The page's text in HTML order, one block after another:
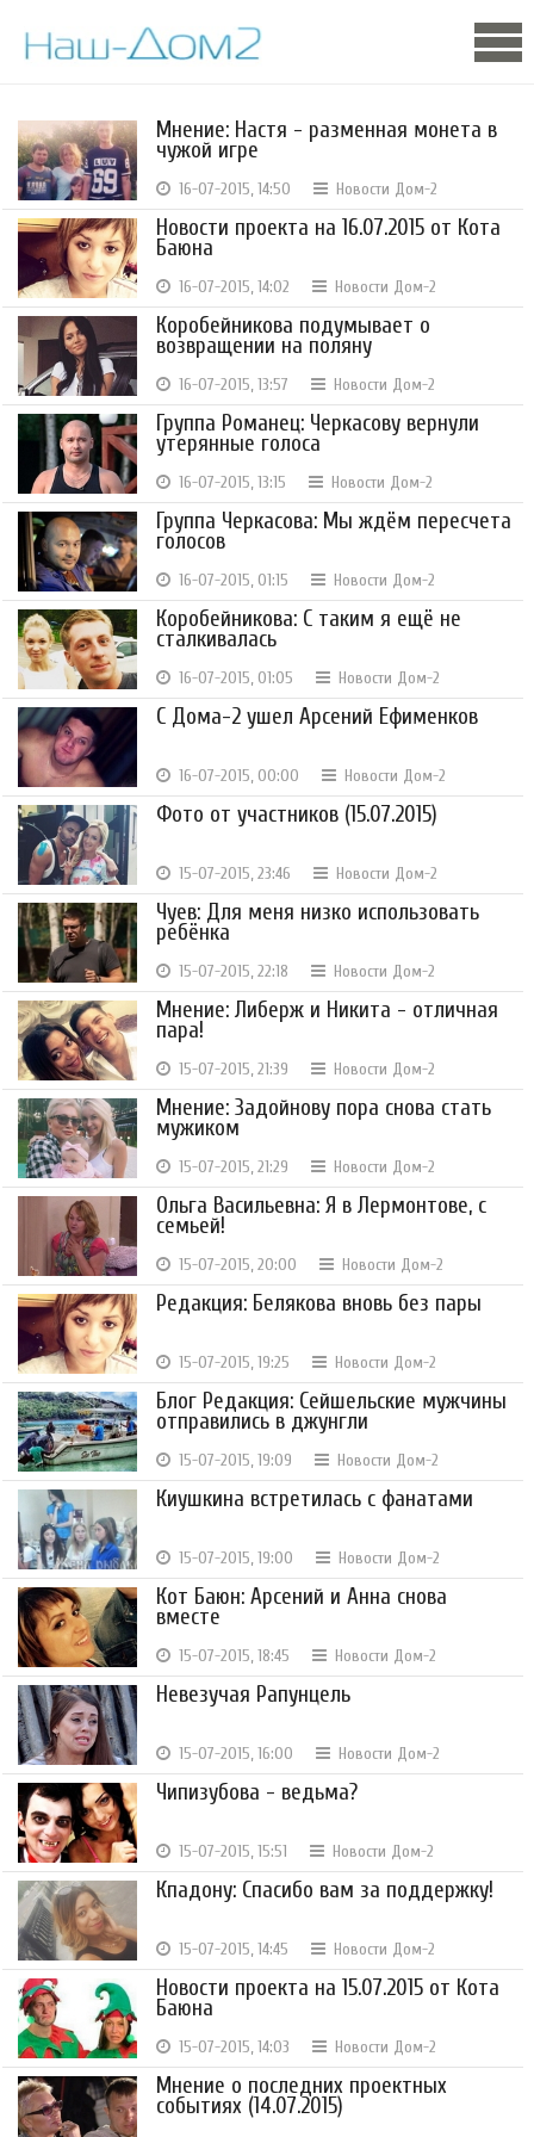
Мнение: Настя - разменная монета в
чужой игре
16-07-2015, 14:50 Новости Дом-2
Новости проекта на 16.07.2015 от Кота
Баюна
16-07-2015, 14:02 Новости Дом-2
Коробейникова подумывает о
возвращении на поляну
16-07-2015, 13:57 Новости Дом-2
Группа Романец: Черкасову вернули
утерянные голоса
16-07-2015, 13:15 Новости Дом-2
Группа Черкасова: Мы ждём пересчета
голосов
16-07-2015, 01:15 Новости Дом-2
Коробейникова: С таким я ещё не
сталкивалась
16-07-2015, 01:05 Новости Дом-2
С Дома-2 ушел Арсений Ефименков
16-07-2015, 00:00 Новости Дом-2
Фото от участников (15.07.2015)
15-07-2015, 23:46 Новости Дом-2
Чуев: Для меня низко использовать
ребёнка
15-07-2015, 22:18 Новости Дом-2
Мнение: Либерж и Никита - отличная
пара!
15-07-2015, 21:39 Новости Дом-2
Мнение: Задойнову пора снова стать
мужиком
15-07-2015, 21:29 Новости Дом-2
Ольга Васильевна: Я в Лермонтове, с
семьей!
15-07-2015, 20:00 Новости Дом-2
Редакция: Белякова вновь без пары
15-07-2015, 19:25 Новости Дом-2
Блог Редакция: Сейшельские мужчины
отправились в джунгли
15-07-2015, 19:09 Новости Дом-2
Киушкина встретилась с фанатами
15-07-2015, 19:00 Новости Дом-2
Кот Баюн: Арсений и Анна снова
вместе
15-07-2015, 18:45 Новости Дом-2
Невезучая Рапунцель
15-07-2015, 16:00 Новости Дом-2
Чипизубова - ведьма?
15-07-2015, 15:51 Новости Дом-2
Кпадону: Спасибо вам за поддержку!
15-07-2015, 14:45 Новости Дом-2
Новости проекта на 15.07.2015 от Кота
Баюна
15-07-2015, 14:03 Новости Дом-2
Мнение о последних проектных
событиях (14.07.2015)